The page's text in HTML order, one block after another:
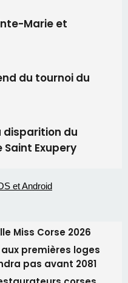
du
Exupery
Miss Corse 2026
premières loges
pas avant 2081
au faux vendeur de
marqué par une
les restaurants
voie de la médecine